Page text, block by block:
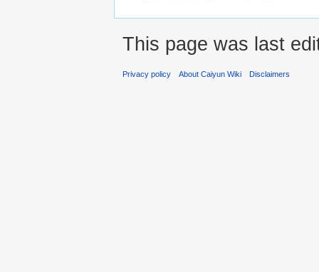
This page was last
Privacy policy About Caiyun Wiki Disclaimers